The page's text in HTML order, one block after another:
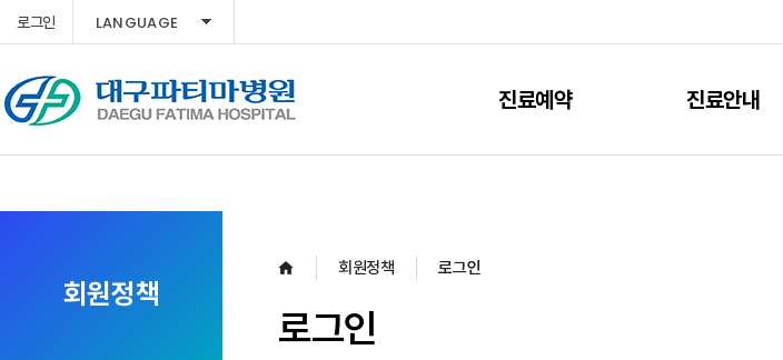
로그인 LANGUAGE
진료예약 진료안내
회원정책
로그인
회원정책 로그인